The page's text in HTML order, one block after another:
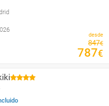
desde
847€
787€